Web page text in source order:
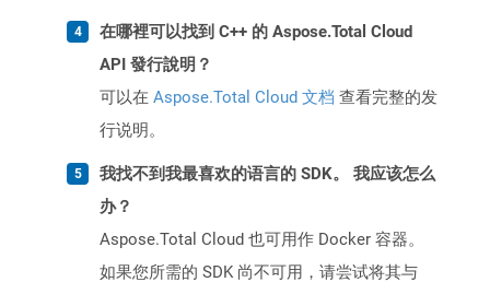
在哪裡可以找到 C++ 的 Aspose.Total Cloud
API 發行說明？
可以在 Aspose.Total Cloud 文档 查看完整的发
行说明。
我找不到我最喜欢的语言的 SDK。 我应该怎么
办？
Aspose.Total Cloud 也可用作 Docker 容器。
如果您所需的 SDK 尚不可用，请尝试将其与